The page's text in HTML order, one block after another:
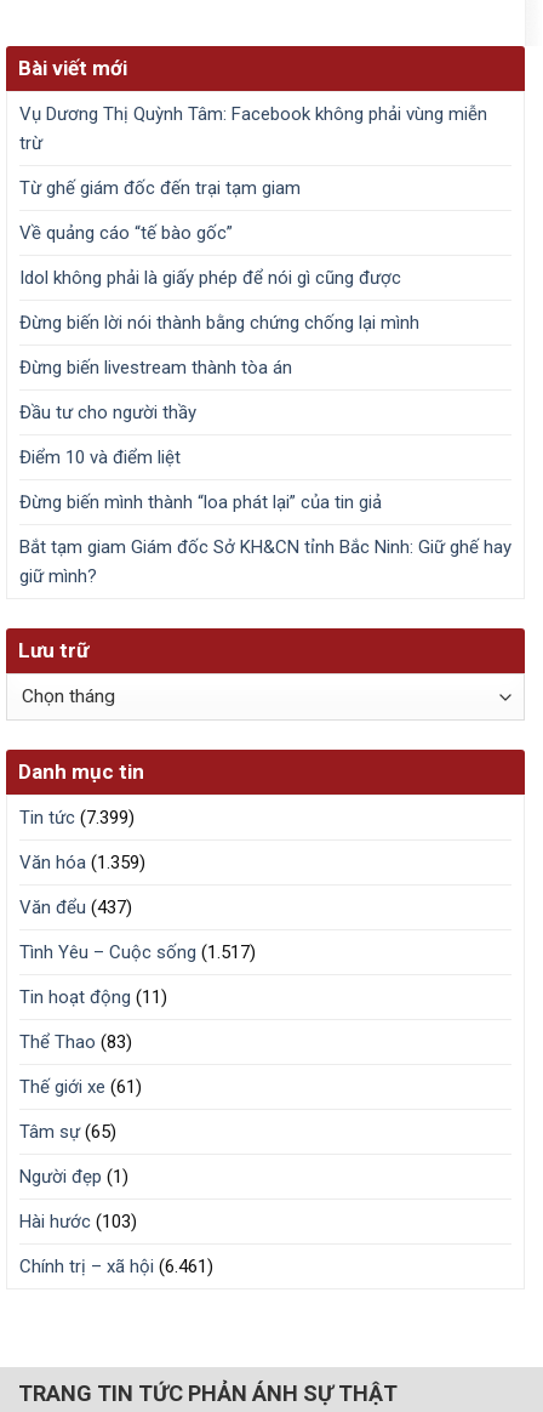
Bài viết mới
Vụ Dương Thị Quỳnh Tâm: Facebook không phải vùng miễn
trừ
Từ ghế giám đốc đến trại tạm giam
Về quảng cáo “tế bào gốc”
Idol không phải là giấy phép để nói gì cũng được
Đừng biến lời nói thành bằng chứng chống lại mình
Đừng biến livestream thành tòa án
Đầu tư cho người thầy
Điểm 10 và điểm liệt
Đừng biến mình thành “loa phát lại” của tin giả
Bắt tạm giam Giám đốc Sở KH&CN tỉnh Bắc Ninh: Giữ ghế hay
giữ mình?
Lưu trữ
Lưu
Danh mục tin
Tin tức (7.399)
Văn hóa (1.359)
Văn đểu (437)
Tình Yêu – Cuộc sống (1.517)
Tin hoạt động (11)
Thể Thao (83)
Thế giới xe (61)
Tâm sự(65)
Người đẹp (1)
Hài hước (103)
Chính trị – xã hội (6.461)
TRANG TIN TỨC PHẢN ÁNH SỰ THẬT